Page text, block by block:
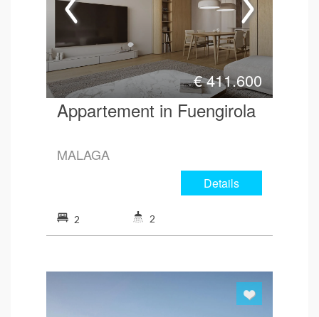
€411.600
Appartement in Fuengirola
MALAGA
Details
2 2